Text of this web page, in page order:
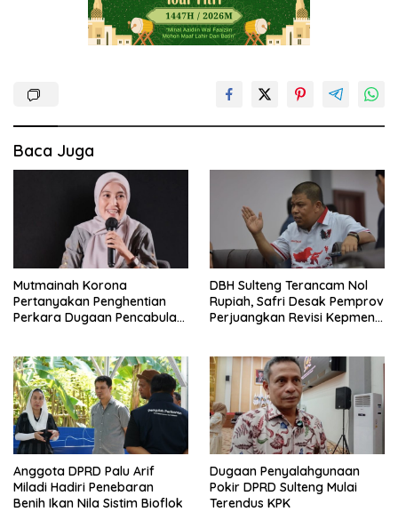
Baca Juga
Mutmainah Korona
Pertanyakan Penghentian
Perkara Dugaan Pencabulan
DBH Sulteng Terancam Nol
Rupiah, Safri Desak Pemprov
Perjuangkan Revisi Kepmen
Anggota DPRD Palu Arif
Miladi Hadiri Penebaran
Benih Ikan Nila Sistim Bioflok
Dugaan Penyalahgunaan
Pokir DPRD Sulteng Mulai
Terendus KPK